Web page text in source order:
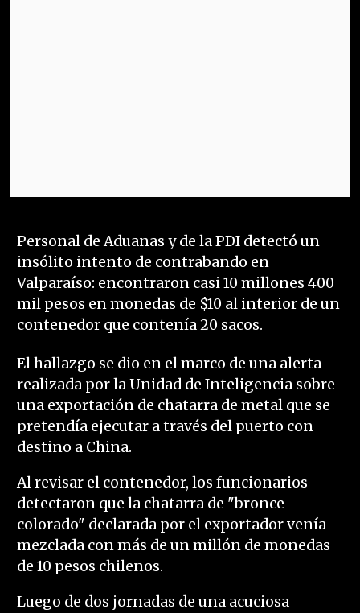
Personal de Aduanas y de la PDI detectó un
insólito intento de contrabando en
Valparaíso: encontraron casi 10 millones 400
mil pesos en monedas de $10 al interior de un
contenedor que contenía 20 sacos.
El hallazgo se dio en el marco de una alerta
realizada por la Unidad de Inteligencia sobre
una exportación de chatarra de metal que se
pretendía ejecutar a través del puerto con
destino a China.
Al revisar el contenedor, los funcionarios
detectaron que la chatarra de "bronce
colorado" declarada por el exportador venía
mezclada con más de un millón de monedas
de 10 pesos chilenos.
Luego de dos jornadas de una acuciosa